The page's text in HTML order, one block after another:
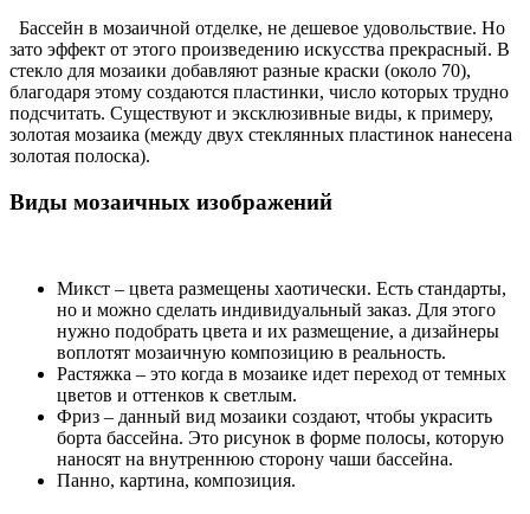
Бассейн в мозаичной отделке, не дешевое удовольствие. Но
зато эффект от этого произведению искусства прекрасный. В
стекло для мозаики добавляют разные краски (около 70),
благодаря этому создаются пластинки, число которых трудно
подсчитать. Существуют и эксклюзивные виды, к примеру,
золотая мозаика (между двух стеклянных пластинок нанесена
золотая полоска).
Виды мозаичных изображений
Микст – цвета размещены хаотически. Есть стандарты,
но и можно сделать индивидуальный заказ. Для этого
нужно подобрать цвета и их размещение, а дизайнеры
воплотят мозаичную композицию в реальность.
Растяжка – это когда в мозаике идет переход от темных
цветов и оттенков к светлым.
Фриз – данный вид мозаики создают, чтобы украсить
борта бассейна. Это рисунок в форме полосы, которую
наносят на внутреннюю сторону чаши бассейна.
Панно, картина, композиция.